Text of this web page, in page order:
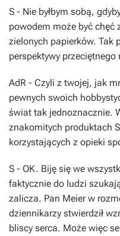
S - Nie byłbym sobą,
powodem może być chęć
zielonych papierków. Tak
perspektywy
AdR - Czyli z twojej, jak
pewnych swoich
świat tak jednoznacznie.
znakomitych produktach
korzystających z opieki
S - OK. Biję się we
faktycznie do ludzi
zalicza. Pan Meierw
dziennikarzy stwierdził
bliscy serca. Może więc